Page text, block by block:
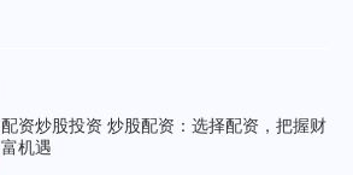
配资炒股投资 炒股配资：选择配资，把握财
富机遇